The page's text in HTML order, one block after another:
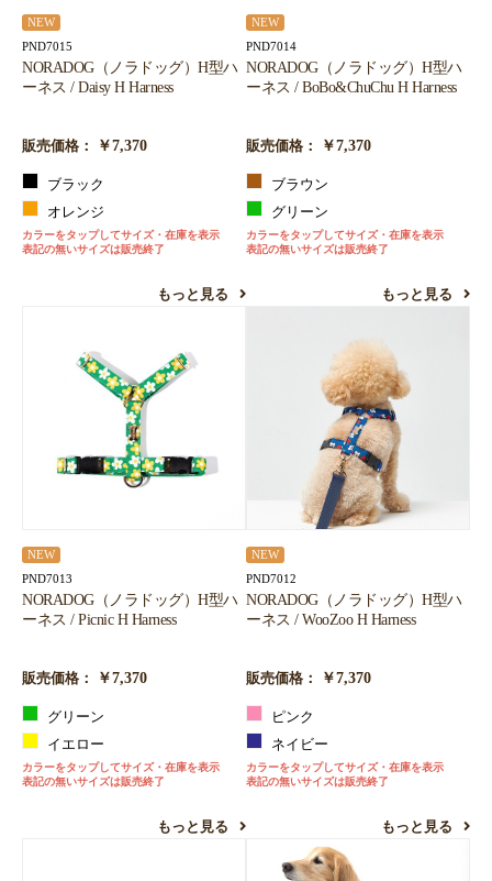
NEW
PND7015
NORADOG（ノラドッグ）H型ハ
ーネス / Daisy H Harness
販売価格： ￥7,370
ブラック
オレンジ
カラーをタップしてサイズ・在庫を表示
表記の無いサイズは販売終了
もっと見る
NEW
PND7014
NORADOG（ノラドッグ）H型ハ
ーネス / BoBo&ChuChu H Harness
販売価格： ￥7,370
ブラウン
グリーン
カラーをタップしてサイズ・在庫を表示
表記の無いサイズは販売終了
もっと見る
NEW
PND7013
NORADOG（ノラドッグ）H型ハ
ーネス / Picnic H Harness
販売価格： ￥7,370
グリーン
イエロー
カラーをタップしてサイズ・在庫を表示
表記の無いサイズは販売終了
もっと見る
NEW
PND7012
NORADOG（ノラドッグ）H型ハ
ーネス / WooZoo H Harness
販売価格： ￥7,370
ピンク
ネイビー
カラーをタップしてサイズ・在庫を表示
表記の無いサイズは販売終了
もっと見る